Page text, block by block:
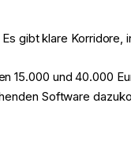
gibt klare
und 40.000
Software